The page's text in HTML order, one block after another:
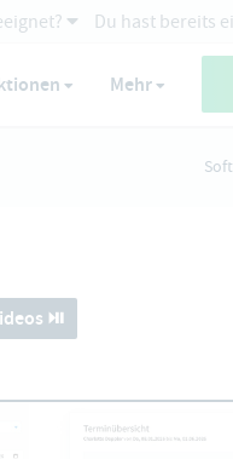
Du hast bereits
Mehr
⏯️